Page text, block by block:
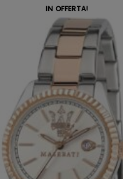
IN OFFERTA!